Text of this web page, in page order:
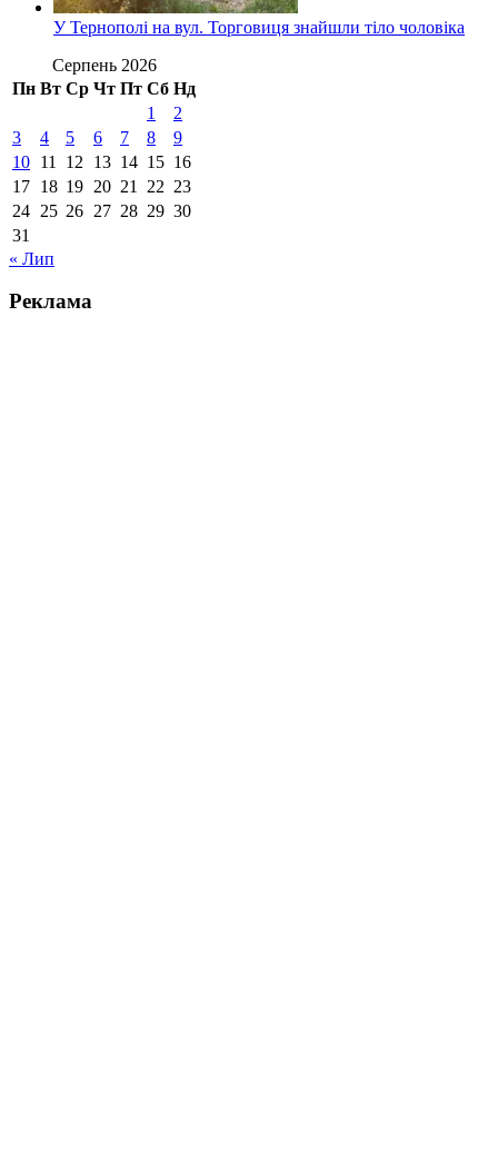
У Тернополі на вул. Торговиця знайшли тіло чоловіка
Серпень 2026
Пн Вт Ср Чт Пт Сб Нд
1
2
3
4 5 6 7 8
9
10 11 12 13 14 15 16
17 18 19 20 21 22 23
24 25 26 27 28 29 30
31
« Лип
Реклама